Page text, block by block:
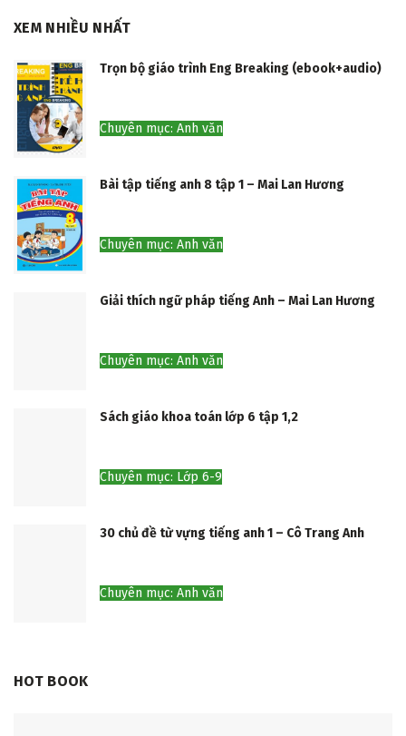
XEM NHIỀU NHẤT
Trọn bộ giáo trình Eng Breaking (ebook+audio)
Chuyên mục: Anh văn
Bài tập tiếng anh 8 tập 1 – Mai Lan Hương
Chuyên mục: Anh văn
Giải thích ngữ pháp tiếng Anh – Mai Lan Hương
Chuyên mục: Anh văn
Sách giáo khoa toán lớp 6 tập 1,2
Chuyên mục: Lớp 6-9
30 chủ đề từ vựng tiếng anh 1 – Cô Trang Anh
Chuyên mục: Anh văn
HOT BOOK